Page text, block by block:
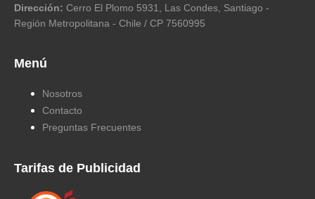
Dirección: Cerro El Plomo 5931, Las Condes, Santiago -
Región Metropolitana - Chile / CP 7560995
Menú
Nosotros
Contacto
Preguntas Frecuentes
Tarifas de Publicidad